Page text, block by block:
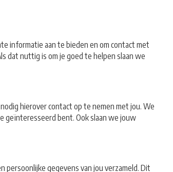
informatie aan te bieden en om contact met
dat nuttig is om je goed te helpen slaan we
hierover contact op te nemen met jou. We
geïnteresseerd bent. Ook slaan we jouw
persoonlijke gegevens van jou verzameld. Dit